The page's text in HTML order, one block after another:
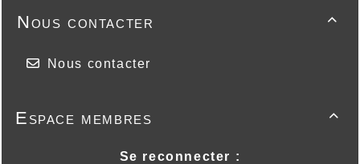

Nous contacter
Nous contacter

Espace membres
Se reconnecter :